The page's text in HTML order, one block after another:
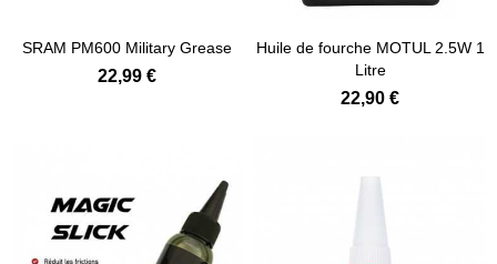
SRAM PM600 Military Grease
22,99 €
Ajouter au panier
Huile de fourche MOTUL 2.5W 1
Litre
22,90 €